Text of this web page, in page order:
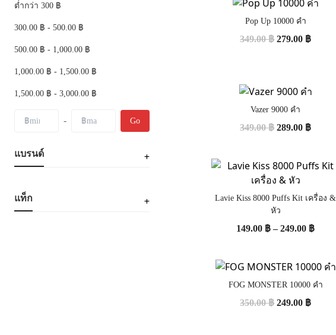
ต่ำกว่า 300 ฿
300.00 ฿ - 500.00 ฿
500.00 ฿ - 1,000.00 ฿
1,000.00 ฿ - 1,500.00 ฿
1,500.00 ฿ - 3,000.00 ฿
- Go
แบรนด์
แท็ก
Pop Up 10000 คำ
349.00฿ 279.00 ฿
Vazer 9000 คำ
349.00฿ 289.00 ฿
Lavie Kiss 8000 Puffs Kit เครื่อง &
หัว
149.00 ฿–249.00 ฿
FOG MONSTER 10000 คำ
350.00฿ 249.00 ฿